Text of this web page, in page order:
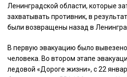
Ленинградской области, которые
захватывать противник, в
были возвращены назад в
В первую эвакуацию было вывезено
человека. Во втором этапе
ледовой «Дороге жизни», с 22